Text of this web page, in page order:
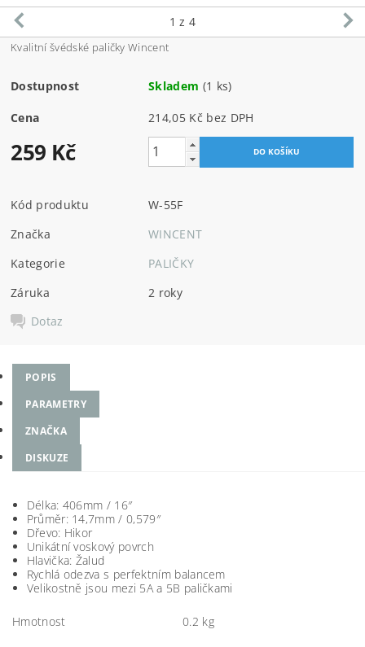
1 z 4
Kvalitní švédské paličky Wincent
Dostupnost Skladem (1 ks)
Cena 214,05 Kč bez DPH
259 Kč
Kód produktu
W-55F
Značka
WINCENT
Kategorie
PALIČKY
Záruka
2 roky
Dotaz
POPIS
PARAMETRY
ZNAČKA
DISKUZE
Délka: 406mm / 16″
Průměr: 14,7mm / 0,579″
Dřevo: Hikor
Unikátní voskový povrch
Hlavička: Žalud
Rychlá odezva s perfektním balancem
Velikostně jsou mezi 5A a 5B paličkami
Hmotnost 0.2 kg